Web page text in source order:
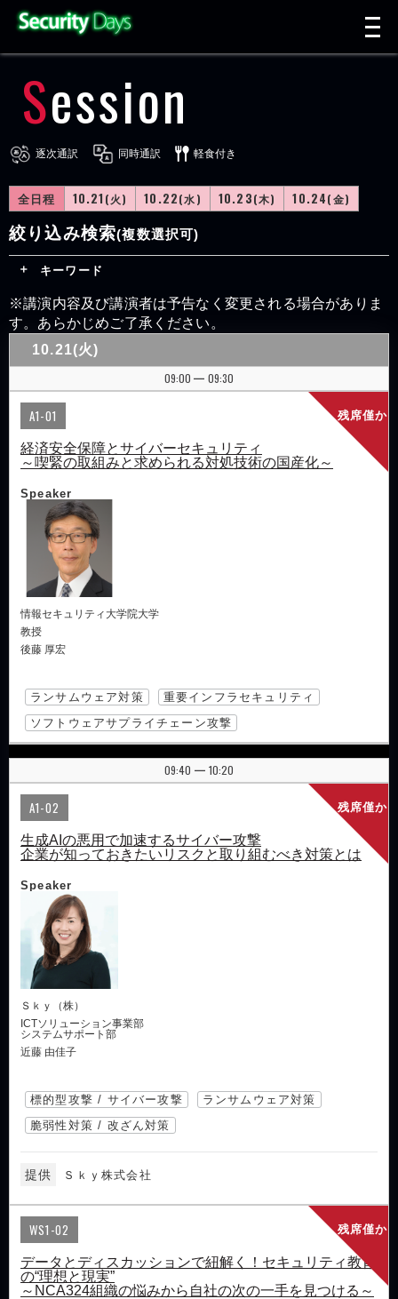
Session
全日程 10.21 (火) 10.22(水) 10.23(木) 10.24(金)
逐次通訳 同時通訳 軽食付き
絞り込み検索(複数選択可)
キーワード
※講演内容及び講演者は予告なく変更される場合がありま
す。あらかじめご了承ください。
10.21(火)
09:00
| 09:30
残席僅か
A1-01
経済安全保障とサイバーセキュリティ
～喫緊の取組みと求められる対処技術の国産化～
Speaker
情報セキュリティ大学院大学
教授
後藤 厚宏
ランサムウェア対策
重要インフラセキュリティ
ソフトウェアサプライチェーン攻撃
09:40 | 10:20
残席僅か
A1-02
生成AIの悪用で加速するサイバー攻撃
企業が知っておきたいリスクと取り組むべき対策とは
Speaker
Ｓｋｙ（株）
ICTソリューション事業部
システムサポート部
近藤 由佳子
標的型攻撃 / サイバー攻撃
ランサムウェア対策
脆弱性対策 / 改ざん対策
提供 Ｓｋｙ株式会社
残席僅か
WS1-02
データとディスカッションで紐解く！セキュリティ教育
の“理想と現実”
～NCA324組織の悩みから自社の次の一手を見つける～